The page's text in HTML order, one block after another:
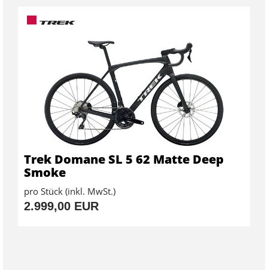
Trek Domane SL 5 62 Matte Deep
Smoke
pro Stück (inkl. MwSt.)
2.999,00 EUR